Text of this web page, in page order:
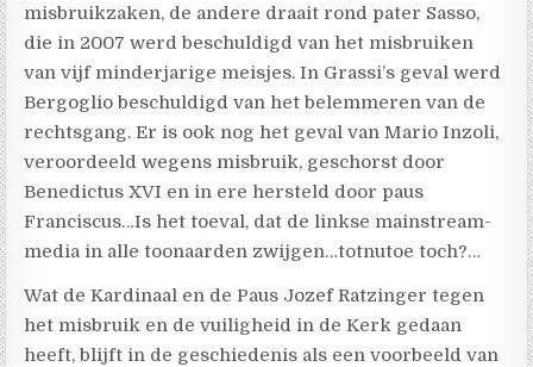
misbruikzaken, de andere draait rond pater Sasso,
die in 2007 werd beschuldigd van het misbruiken
van vijf minderjarige meisjes. In Grassi’s geval werd
Bergoglio beschuldigd van het belemmeren van de
rechtsgang. Er is ook nog het geval van Mario Inzoli,
veroordeeld wegens misbruik, geschorst door
Benedictus XVI en in ere hersteld door paus
Franciscus…Is het toeval, dat de linkse mainstream-
media in alle toonaarden zwijgen…totnutoe toch?…
Wat de Kardinaal en de Paus Jozef Ratzinger tegen
het misbruik en de vuiligheid in de Kerk gedaan
heeft, blijft in de geschiedenis als een voorbeeld van